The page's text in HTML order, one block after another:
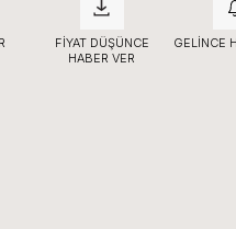
FIYAT DÜŞÜNCE
HABER VER
GELINCE